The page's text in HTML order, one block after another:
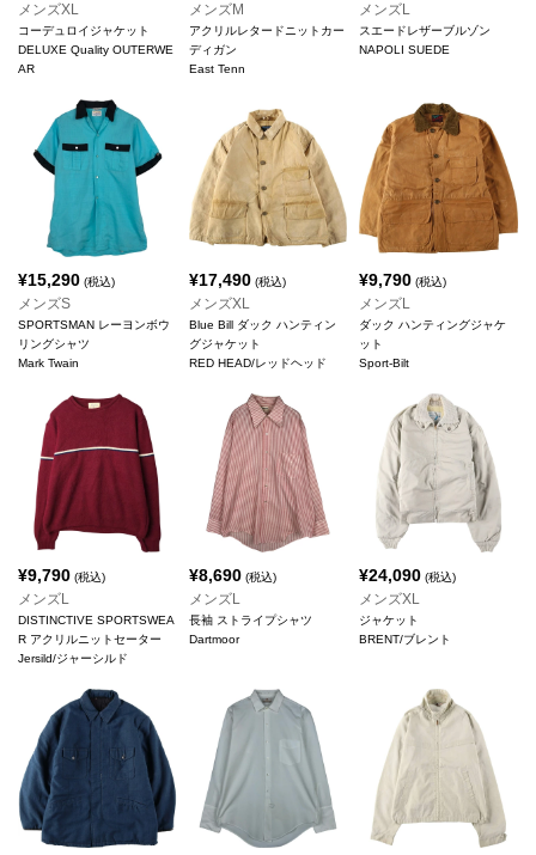
メンズXL
コーデュロイジャケット
DELUXE Quality OUTERWE
AR
メンズM
アクリルレタードニットカー
ディガン
East Tenn
メンズL
スエードレザーブルゾン
NAPOLI SUEDE
¥15,290 (税込)
メンズS
SPORTSMAN レーヨンボウ
リングシャツ
Mark Twain
¥17,490(税込)
メンズXL
Blue Bill ダック ハンティン
グジャケット
RED HEAD/レッドヘッド
¥9,790 (税込)
メンズL
ダック ハンティングジャケ
ット
Sport-Bilt
¥9,790 (税込)
メンズL
DISTINCTIVE SPORTSWEA
R アクリルニットセーター
Jersild/ジャーシルド
¥8,690(税込)
メンズL
長袖 ストライプシャツ
Dartmoor
¥24,090 (税込)
メンズXL
ジャケット
BRENT/ブレント